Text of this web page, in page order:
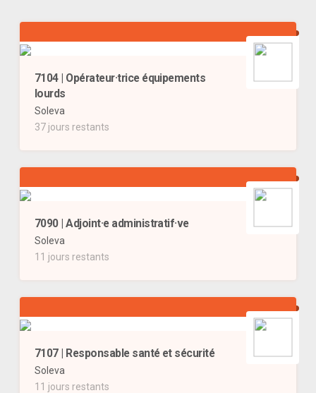
7104 | Opérateur·trice équipements
lourds
Soleva
37 jours restants
7090 | Adjoint·e administratif·ve
Soleva
11 jours restants
7107 | Responsable santé et sécurité
Soleva
11 jours restants